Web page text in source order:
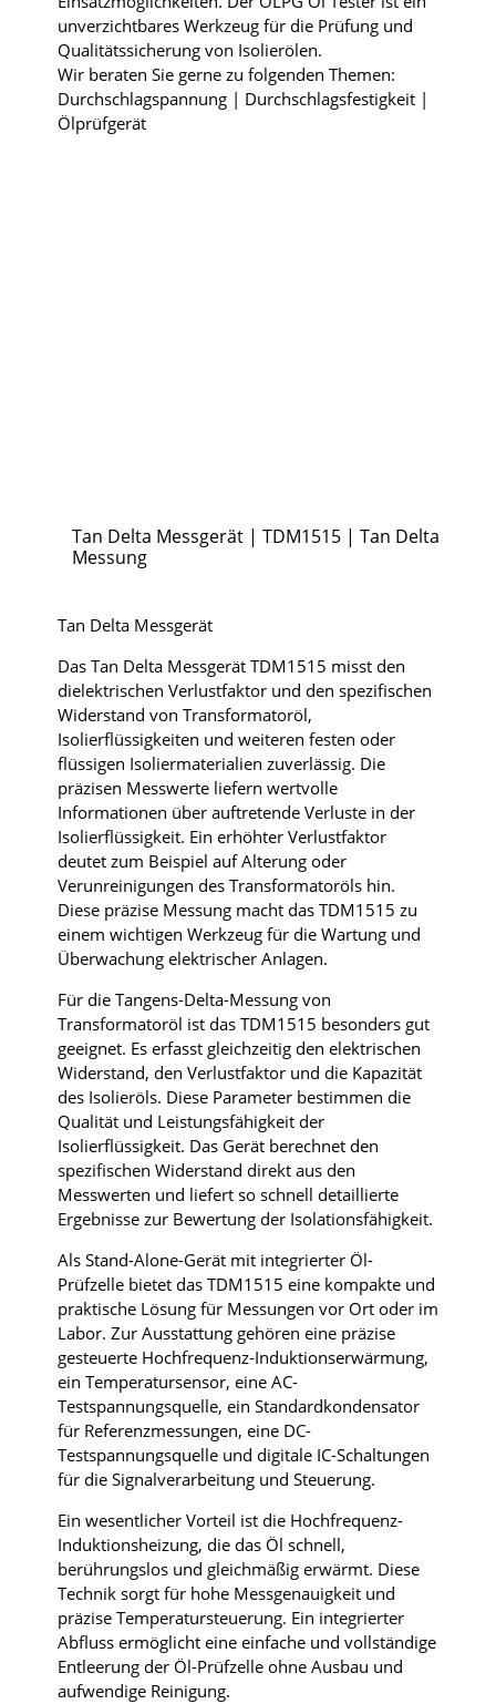
unverzichtbares Werkzeug für die Prüfung und
Qualitätssicherung von Isolierölen.
Wir beraten Sie gerne zu folgenden Themen:
Durchschlagspannung | Durchschlagsfestigkeit |
Ölprüfgerät
Tan Delta Messgerät | TDM1515 | Tan Delta
Messung
Tan Delta Messgerät
Das Tan Delta Messgerät TDM1515 misst den
dielektrischen Verlustfaktor und den spezifischen
Widerstand von Transformatoröl,
Isolierflüssigkeiten und weiteren festen oder
flüssigen Isoliermaterialien zuverlässig. Die
präzisen Messwerte liefern wertvolle
Informationen über auftretende Verluste in der
Isolierflüssigkeit. Ein erhöhter Verlustfaktor
deutet zum Beispiel auf Alterung oder
Verunreinigungen des Transformatoröls hin.
Diese präzise Messung macht das TDM1515 zu
einem wichtigen Werkzeug für die Wartung und
Überwachung elektrischer Anlagen.
Für die Tangens-Delta-Messung von
Transformatoröl ist das TDM1515 besonders gut
geeignet. Es erfasst gleichzeitig den elektrischen
Widerstand, den Verlustfaktor und die Kapazität
des Isolieröls. Diese Parameter bestimmen die
Qualität und Leistungsfähigkeit der
Isolierflüssigkeit. Das Gerät berechnet den
spezifischen Widerstand direkt aus den
Messwerten und liefert so schnell detaillierte
Ergebnisse zur Bewertung der Isolationsfähigkeit.
Als Stand-Alone-Gerät mit integrierter Öl-
Prüfzelle bietet das TDM1515 eine kompakte und
praktische Lösung für Messungen vor Ort oder im
Labor. Zur Ausstattung gehören eine präzise
gesteuerte Hochfrequenz-Induktionserwärmung,
ein Temperatursensor, eine AC-
Testspannungsquelle, ein Standardkondensator
für Referenzmessungen, eine DC-
Testspannungsquelle und digitale IC-Schaltungen
für die Signalverarbeitung und Steuerung.
Ein wesentlicher Vorteil ist die Hochfrequenz-
Induktionsheizung, die das Öl schnell,
berührungslos und gleichmäßig erwärmt. Diese
Technik sorgt für hohe Messgenauigkeit und
präzise Temperatursteuerung. Ein integrierter
Abfluss ermöglicht eine einfache und vollständige
Entleerung der Öl-Prüfzelle ohne Ausbau und
aufwendige Reinigung.